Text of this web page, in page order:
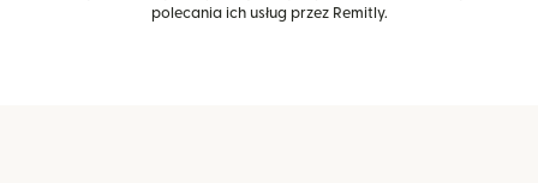
polecania ich usług przez Remitly.